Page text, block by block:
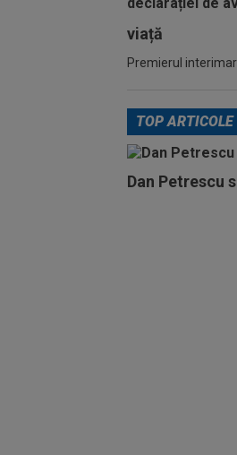
viață
Premierul interimar
TOP ARTICOLE
Dan Petrescu